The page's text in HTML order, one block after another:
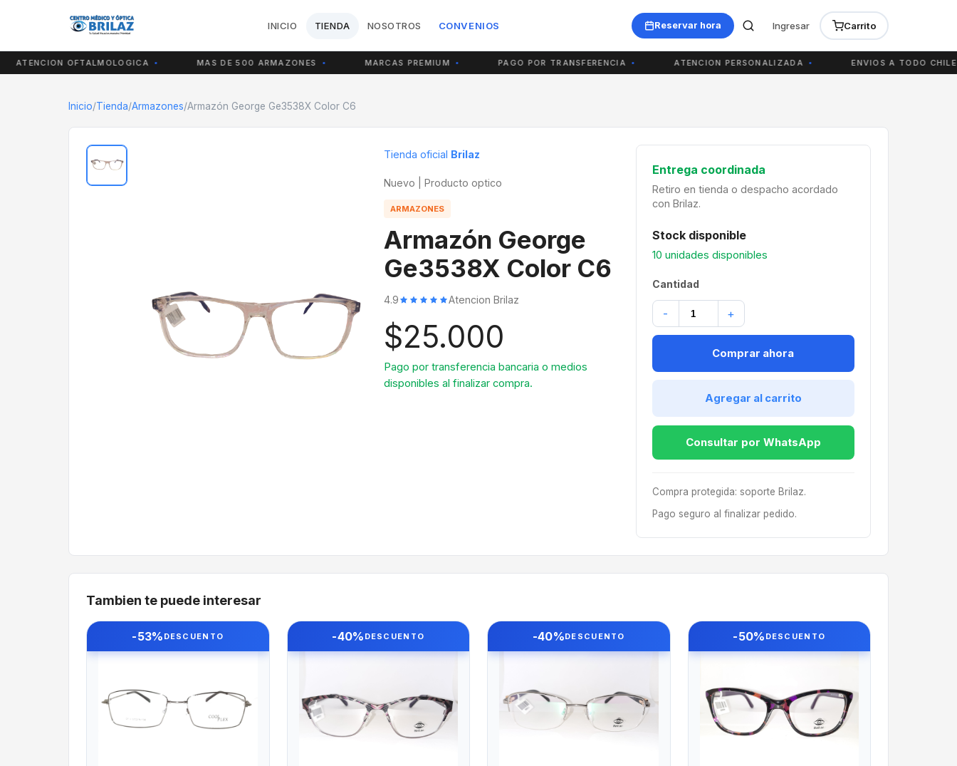
ATENCION OFTALMOLOGICA MAS DE 500 ARMAZONES MARCAS PREMIUM PAGO POR TRANSFERENCIA ATENCION PERSONALIZADA ENVIOS A TODO CHILE
INICIO TIENDA NOSOTROS CONVENIOS Reservar hora Ingresar Carrito
Inicio/Tienda/Armazones/Armazón George Ge3538X Color C6
Tienda oficial Brilaz
Nuevo | Producto optico
ARMAZONES
Armazón George
Ge3538X Color C6
4.9 Atencion Brilaz
$25.000
Pago por transferencia bancaria o medios
disponibles al finalizar compra.
Entrega coordinada
Retiro en tienda o despacho acordado
con Brilaz.
Stock disponible
10 unidades disponibles
Cantidad
- +
Comprar ahora
Agregar al carrito
Consultar por WhatsApp
Compra protegida: soporte Brilaz.
Pago seguro al finalizar pedido.
Tambien te puede interesar
-53% DESCUENTO -40% DESCUENTO -40%DESCUENTO -50% DESCUENTO